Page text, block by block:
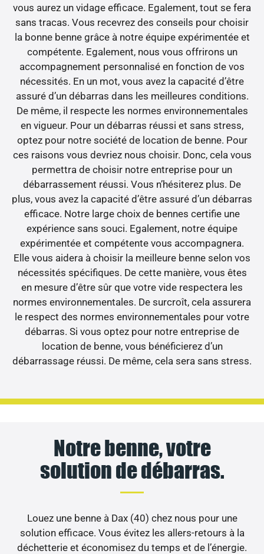
vous aurez un vidage efficace. Egalement, tout se fera
sans tracas. Vous recevrez des conseils pour choisir
la bonne benne grâce à notre équipe expérimentée et
compétente. Egalement, nous vous offrirons un
accompagnement personnalisé en fonction de vos
nécessités. En un mot, vous avez la capacité d’être
assuré d’un débarras dans les meilleures conditions.
De même, il respecte les normes environnementales
en vigueur. Pour un débarras réussi et sans stress,
optez pour notre société de location de benne. Pour
ces raisons vous devriez nous choisir. Donc, cela vous
permettra de choisir notre entreprise pour un
débarrassement réussi. Vous n’hésiterez plus. De
plus, vous avez la capacité d’être assuré d’un débarras
efficace. Notre large choix de bennes certifie une
expérience sans souci. Egalement, notre équipe
expérimentée et compétente vous accompagnera.
Elle vous aidera à choisir la meilleure benne selon vos
nécessités spécifiques. De cette manière, vous êtes
en mesure d’être sûr que votre vide respectera les
normes environnementales. De surcroît, cela assurera
le respect des normes environnementales pour votre
débarras. Si vous optez pour notre entreprise de
location de benne, vous bénéficierez d’un
débarrassage réussi. De même, cela sera sans stress.
Notre benne, votre
solution de débarras.
Louez une benne à Dax (40) chez nous pour une
solution efficace. Vous évitez les allers-retours à la
déchetterie et économisez du temps et de l’énergie.